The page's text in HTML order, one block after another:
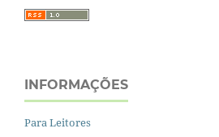
INFORMAÇÕES
Para Leitores